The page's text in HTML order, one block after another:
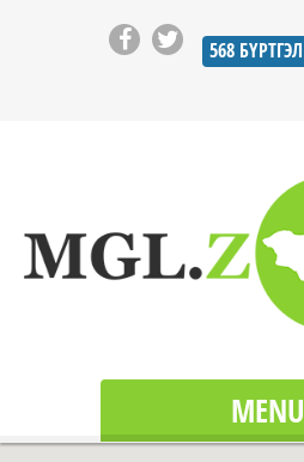
568 БҮРТГЭЛ
MENU